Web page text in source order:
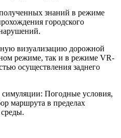
знаний в режиме
городского
визуализацию дорожной
режиме, так и в режиме VR-
осуществления заднего
симуляции: Погодные условия,
маршрута в пределах